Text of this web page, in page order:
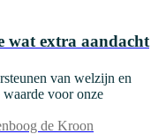
wat extra aandacht
van welzijn en
voor onze
de Kroon